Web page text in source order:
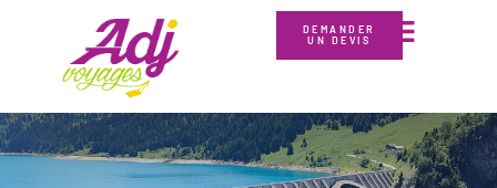
DEMANDER
UN DEVIS